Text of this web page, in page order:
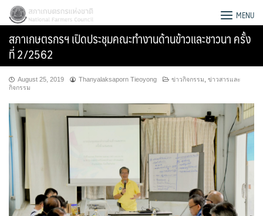
Skip
content
สภาเกษตรกรแห่งชาติ MENU
สภาเกษตรกรฯ เปิดประชุมคณะทำงานด้านข้าวและชาวนา ครั้ง
ที่ 2/2562
August 25, 2019 Thanyalaksaporn Tieoyong ข่าวกิจกรรม ข่าวสารและ
กิจกรรม